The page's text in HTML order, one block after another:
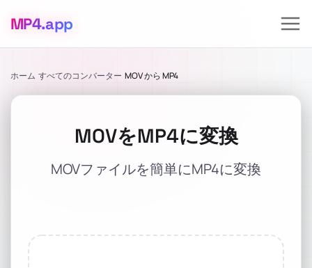
MP4.app
ホーム すべてのコンバーター MOV から MP4
MOVをMP4に変換
MOVファイルを簡単にMP4に変換